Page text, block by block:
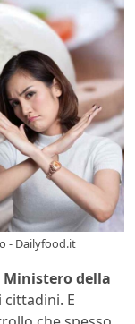
- Dailyfood.it
Ministero della
E